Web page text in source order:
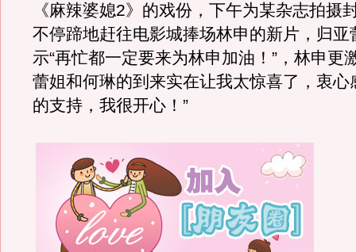
《麻辣婆媳2》的戏份，下午为某杂志拍摄
不停蹄地赶往电影城捧场林申的新片，归亚
示“再忙都一定要来为林申加油！”，林申更
蕾姐和何琳的到来实在让我太惊喜了，衷心
的支持，我很开心！”